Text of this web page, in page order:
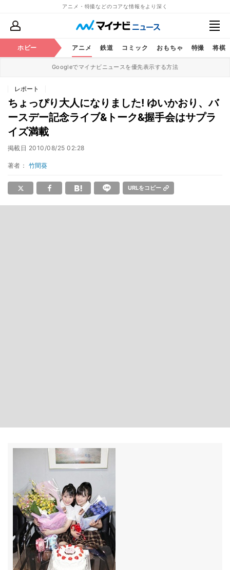
アニメ・特撮などのコアな情報をより深く
ホビー アニメ 鉄道 コミック おもちゃ 特撮 将棋
Googleでマイナビニュースを優先表示する方法
レポート
ちょっぴり大人になりました! ゆいかおり、バ
ースデー記念ライブ&トーク&握手会はサプラ
イズ満載
掲載日 2010/08/25 02:28
著者： 竹間葵
URLをコピー